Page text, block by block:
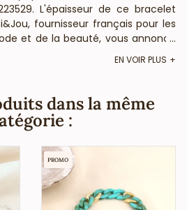
L'épaisseur de ce bracelet
fournisseur français pour les
et de la beauté, vous annonce
(conformément aux lois
...
EN VOIR PLUS
dans la même
:
PROMO